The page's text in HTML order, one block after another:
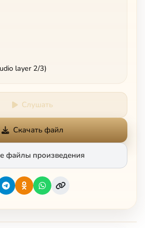
layer 2/3)
Слушать
Скачать файл
файлы произведения